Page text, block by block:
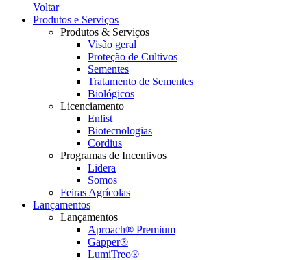
Voltar
Produtos e Serviços
Produtos & Serviços
Visão geral
Proteção de Cultivos
Sementes
Tratamento de Sementes
Biológicos
Licenciamento
Enlist
Biotecnologias
Cordius
Programas de Incentivos
Lidera
Somos
Feiras Agrícolas
Lançamentos
Lançamentos
Aproach® Premium
Gapper®
LumiTreo®